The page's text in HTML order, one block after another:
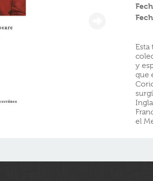
Esta
y
que
el